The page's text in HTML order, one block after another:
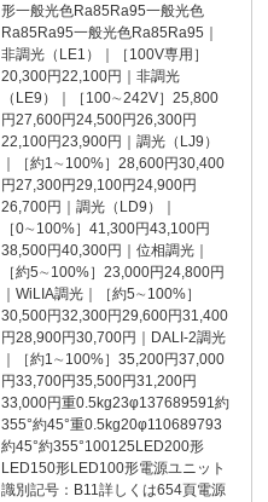
形一般光色Ra85Ra95一般光色
Ra85Ra95一般光色Ra85Ra95｜
非調光（LE1）｜［100V専用］
20,300円22,100円｜非調光
（LE9）｜［100∼242V］25,800
円27,600円24,500円26,300円
22,100円23,900円｜調光（LJ9）
｜［約1∼100%］28,600円30,400
円27,300円29,100円24,900円
26,700円｜調光（LD9）｜
［0∼100%］41,300円43,100円
38,500円40,300円｜位相調光｜
［約5∼100%］23,000円24,800円
｜WiLIA調光｜［約5∼100%］
30,500円32,300円29,600円31,400
円28,900円30,700円｜DALI-2調光
｜［約1∼100%］35,200円37,000
円33,700円35,500円31,200円
33,000円重0.5kg23φ137689591約
355°約45°重0.5kg20φ110689793
約45°約355°100125LED200形
LED150形LED100形電源ユニット
識別記号：B11詳しくは654頁電源